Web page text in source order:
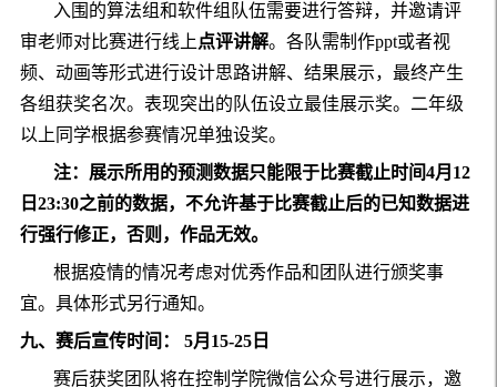
入围的算法组和软件组队伍需要进行答辩，并邀请评
审老师对比赛进行线上 点评讲解。各队需制作ppt或者视
频、动画等形式进行设计思路讲解、结果展示，最终产生
各组获奖名次。表现突出的队伍设立最佳展示奖。二年级
以上同学根据参赛情况单独设奖。
注：展示所用的预测数据只能限于比赛截止时间4月12
日23:30之前的数据，不允许基于比赛截止后的已知数据进
行强行修正，否则，作品无效。
根据疫情的情况考虑对优秀作品和团队进行颁奖事
宜。具体形式另行通知。
九、赛后宣传时间：
5月 15-25日
赛后获奖团队将在控制学院微信公众号进行展示，邀